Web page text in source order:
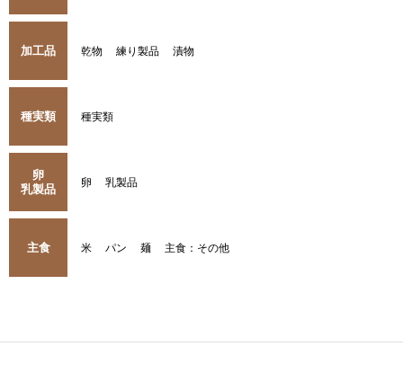
加工品 乾物 練り製品 漬物
種実類 種実類
卵
乳製品
卵 乳製品
主食 米 パン 麺 主食：その他